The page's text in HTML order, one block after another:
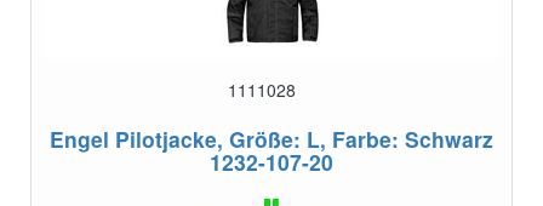
1111028
Engel Pilotjacke, Größe: L, Farbe: Schwarz
1232-107-20